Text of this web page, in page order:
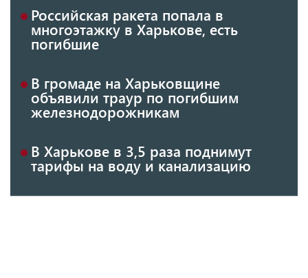
Российская ракета попала в
многоэтажку в Харькове, есть
погибшие
В громаде на Харьковщине
объявили траур по погибшим
железнодорожникам
В Харькове в 3,5 раза поднимут
тарифы на воду и канализацию